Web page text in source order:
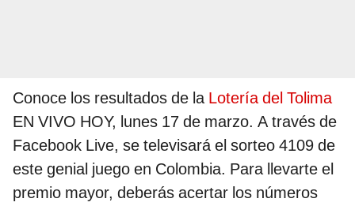
Conoce los resultados de la Lotería del Tolima
EN VIVO HOY, lunes 17 de marzo. A través de
Facebook Live, se televisará el sorteo 4109 de
este genial juego en Colombia. Para llevarte el
premio mayor, deberás acertar los números